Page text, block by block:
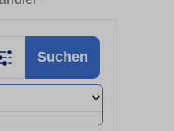
Suchen